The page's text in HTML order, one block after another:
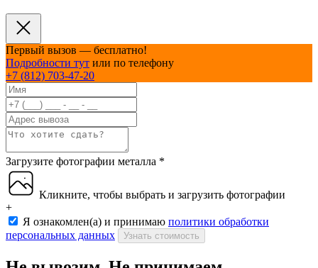
Первый вызов — бесплатно!
Подробности тут или по телефону
+7 (812) 703-47-20
Загрузите фотографии металла *
Кликните, чтобы выбрать и загрузить фотографии
+
Я ознакомлен(а) и принимаю политики обработки
персональных данных
Узнать стоимость